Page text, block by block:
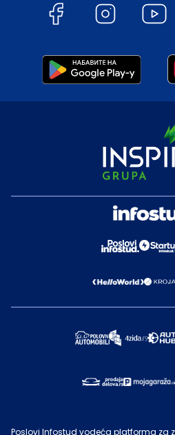
Poslovi Infostud vodeća platforma za